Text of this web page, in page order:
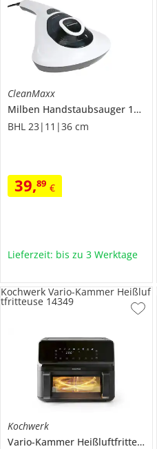
CleanMaxx
Milben Handstaubsauger 15176
BHL 23|11|36 cm
39,89 €
Lieferzeit: bis zu 3 Werktage
Kochwerk
Vario-Kammer Heißluftfritteuse
Kochwerk Vario-Kammer Heißluf
tfritteuse 14349